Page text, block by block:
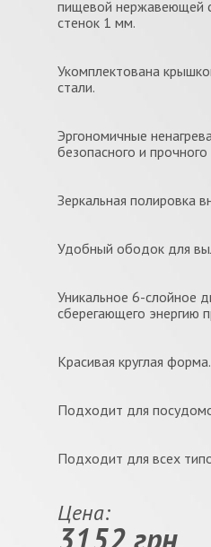
пищевой нержавеющей
стенок 1 мм.
Укомплектована
стали.
Эргономичные
безопасного и
Зеркальная полировка
Удобный ободок для
Уникальное 6-слойное
сберегающего энергию
Красивая круглая форма.
Подходит для
Подходит для всех
Цена:
3152 грн